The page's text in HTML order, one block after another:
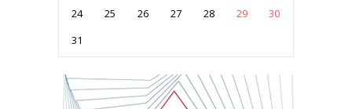
24
25 26 27 28 29
30
31